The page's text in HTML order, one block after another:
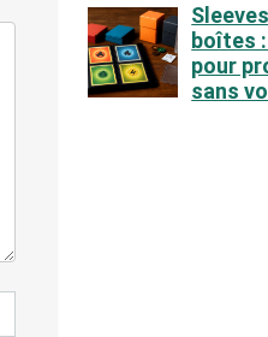
boîtes
pour
sans